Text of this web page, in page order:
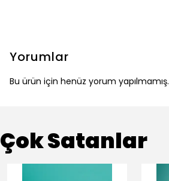
Yorumlar
Bu ürün için henüz yorum yapılmamış.
Çok Satanlar